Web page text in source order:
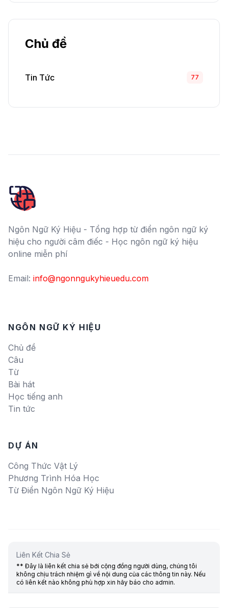
Chủ đề
Tin Tức 77
Ngôn Ngữ Ký Hiệu - Tổng hợp từ điển ngôn ngữ ký
hiệu cho người câm điếc - Học ngôn ngữ ký hiệu
online miễn phí
Email: info@ngonngukyhieuedu.com
NGÔN NGỮ KÝ HIỆU
Chủ đề
Câu
Từ
Bài hát
Học tiếng anh
Tin tức
DỰ ÁN
Công Thức Vật Lý
Phương Trình Hóa Học
Từ Điển Ngôn Ngữ Ký Hiệu
Liên Kết Chia Sẻ
** Đây là liên kết chia sẻ bới cộng đồng người dùng, chúng tôi
không chịu trách nhiệm gì về nội dung của các thông tin này. Nếu
có liên kết nào không phù hợp xin hãy báo cho admin.